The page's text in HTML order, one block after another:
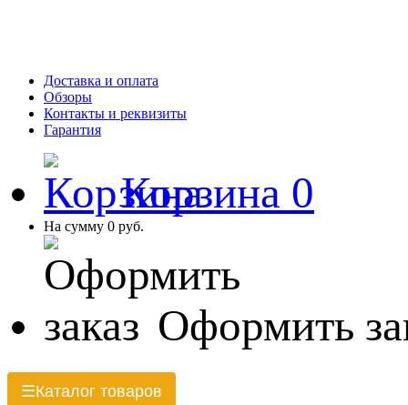
Доставка и оплата
Обзоры
Контакты и реквизиты
Гарантия
Корзина 0
На сумму 0 руб.
Оформить
☰Каталог товаров